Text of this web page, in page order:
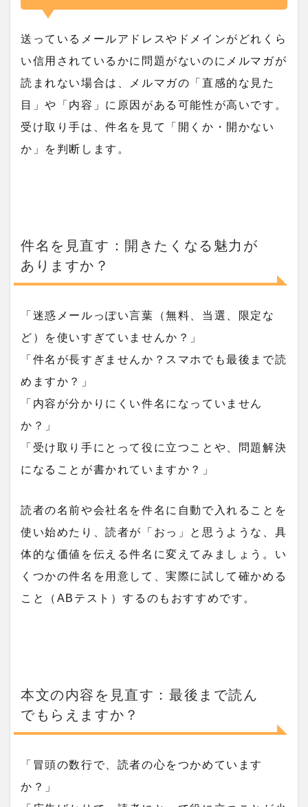
送っているメールアドレスやドメインがどれくら
い信用されているかに問題がないのにメルマガが
読まれない場合は、メルマガの「直感的な見た
目」や「内容」に原因がある可能性が高いです。
受け取り手は、件名を見て「開くか・開かない
か」を判断します。
件名を見直す：開きたくなる魅力が
ありますか？
「迷惑メールっぽい言葉（無料、当選、限定な
ど）を使いすぎていませんか？」
「件名が長すぎませんか？スマホでも最後まで読
めますか？」
「内容が分かりにくい件名になっていません
か？」
「受け取り手にとって役に立つことや、問題解決
になることが書かれていますか？」
読者の名前や会社名を件名に自動で入れることを
使い始めたり、読者が「おっ」と思うような、具
体的な価値を伝える件名に変えてみましょう。い
くつかの件名を用意して、実際に試して確かめる
こと（ABテスト）するのもおすすめです。
本文の内容を見直す：最後まで読ん
でもらえますか？
「冒頭の数行で、読者の心をつかめています
か？」